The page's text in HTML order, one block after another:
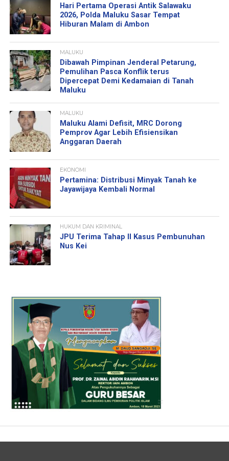
Hari Pertama Operasi Antik Salawaku
2026, Polda Maluku Sasar Tempat
Hiburan Malam di Ambon
MALUKU
Dibawah Pimpinan Jenderal Petarung,
Pemulihan Pasca Konflik terus
Dipercepat Demi Kedamaian di Tanah
Maluku
MALUKU
Maluku Alami Defisit, MRC Dorong
Pemprov Agar Lebih Efisiensikan
Anggaran Daerah
EKONOMI
Pertamina: Distribusi Minyak Tanah ke
Jayawijaya Kembali Normal
HUKUM DAN KRIMINAL
JPU Terima Tahap II Kasus Pembunuhan
Nus Kei